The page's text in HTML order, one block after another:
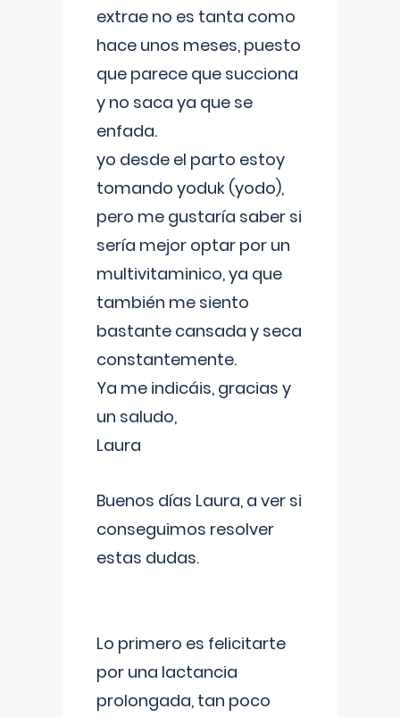
extrae no es tanta como
hace unos meses, puesto
que parece que succiona
y no saca ya que se
enfada.
yo desde el parto estoy
tomando yoduk (yodo),
pero me gustaría saber si
sería mejor optar por un
multivitaminico, ya que
también me siento
bastante cansada y seca
constantemente.
Ya me indicáis, gracias y
un saludo,
Laura
Buenos días Laura, a ver si
conseguimos resolver
estas dudas.
Lo primero es felicitarte
por una lactancia
prolongada, tan poco